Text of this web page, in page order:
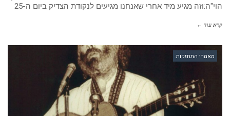
הוי"ה:וזה מגיע מיד אחרי שאנחנו מגיעים לנקודת הצדיק ביום ה-25
קרא עוד ←
מאמרי התחזקות